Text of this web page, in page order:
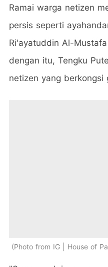
Ramai warga netizen
persis seperti
Ri'ayatuddin Al-
dengan itu, Tengku
netizen yang berkongsi
Photo from IG | House of